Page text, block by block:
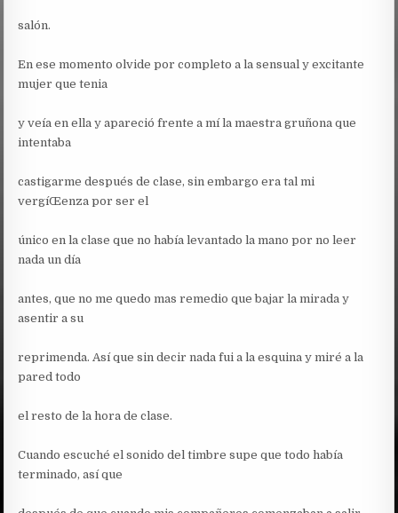
salón.
En ese momento olvide por completo a la sensual y excitante
mujer que tenia
y veía en ella y apareció frente a mí la maestra gruñona que
intentaba
castigarme después de clase, sin embargo era tal mi
vergíŒenza por ser el
único en la clase que no había levantado la mano por no leer
nada un día
antes, que no me quedo mas remedio que bajar la mirada y
asentir a su
reprimenda. Así que sin decir nada fui a la esquina y miré a la
pared todo
el resto de la hora de clase.
Cuando escuché el sonido del timbre supe que todo había
terminado, así que